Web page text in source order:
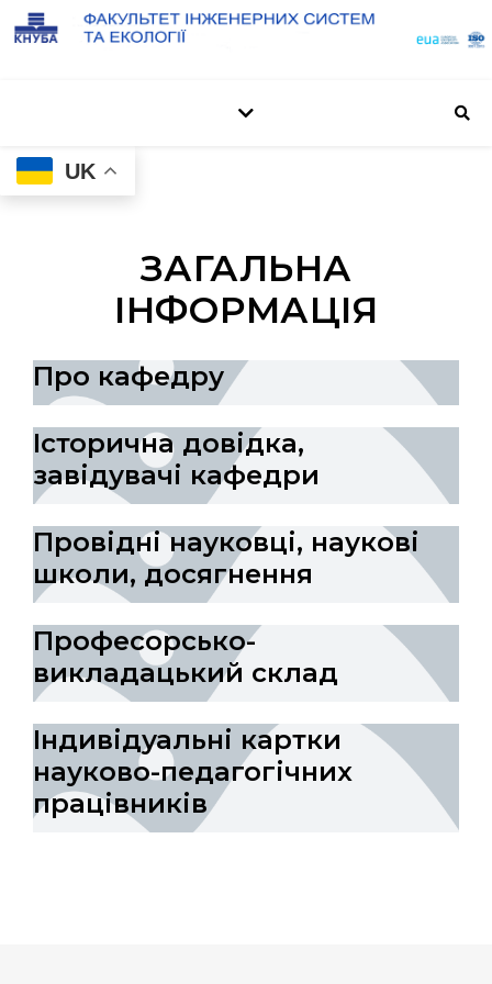
UK
ЗАГАЛЬНА
ІНФОРМАЦІЯ
Про кафедру
Історична довідка,
завідувачі кафедри
Провідні науковці, наукові
школи, досягнення
Професорсько-
викладацький склад
Індивідуальні картки
науково-педагогічних
працівників